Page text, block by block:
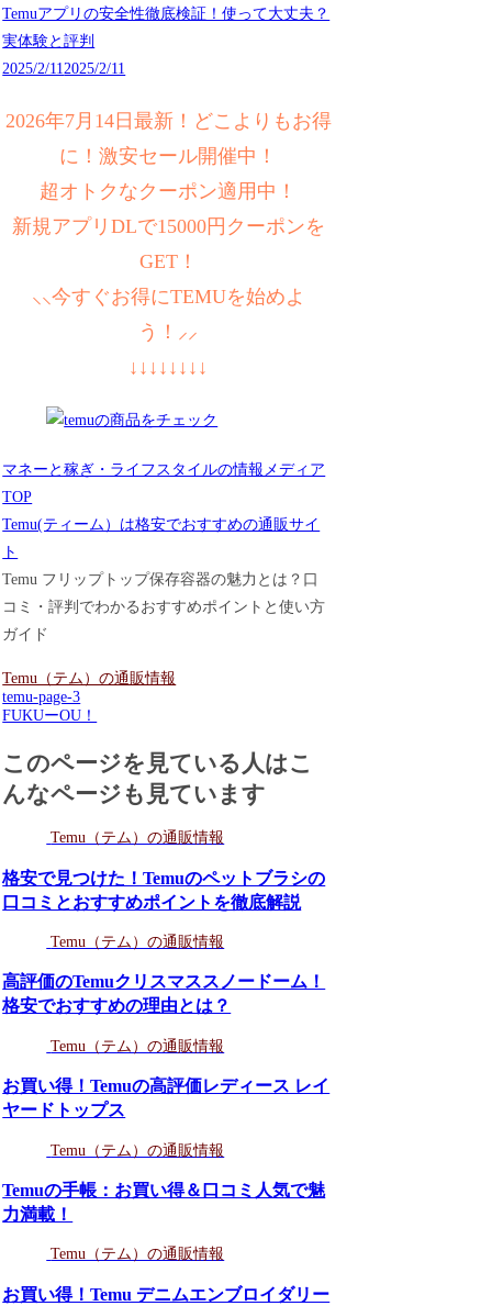
Temuアプリの安全性徹底検証！使って大丈夫？
実体験と評判
2025/2/11 2025/2/11
2026年7月14日最新！どこよりもお得
に！激安セール開催中！
超オトクなクーポン適用中！
新規アプリDLで15000円クーポンを
GET！
⸜⸜今すぐお得にTEMUを始めよ
う！⸝⸝
↓↓↓↓↓↓↓↓
マネーと稼ぎ・ライフスタイルの情報メディア
TOP
Temu(ティーム）は格安でおすすめの通販サイ
ト
Temu フリップトップ保存容器の魅力とは？口
コミ・評判でわかるおすすめポイントと使い方
ガイド
Temu（テム）の通販情報
temu-page-3
FUKUーOU！
このページを見ている人はこ
んなページも見ています
Temu（テム）の通販情報
格安で見つけた！Temuのペットブラシの
口コミとおすすめポイントを徹底解説
Temu（テム）の通販情報
高評価のTemuクリスマススノードーム！
格安でおすすめの理由とは？
Temu（テム）の通販情報
お買い得！Temuの高評価レディース レイ
ヤードトップス
Temu（テム）の通販情報
Temuの手帳：お買い得＆口コミ人気で魅
力満載！
Temu（テム）の通販情報
お買い得！Temu デニムエンブロイダリー